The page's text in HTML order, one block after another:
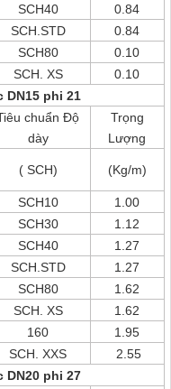
SCH40
0.84
SCH.STD
0.84
SCH80
0.10
SCH. XS
0.10
DN15 phi 21
chuẩn Độ
dày
Trọng
Lượng
( SCH) (Kg/m)
SCH10
1.00
SCH30
1.12
SCH40
1.27
SCH.STD
1.27
SCH80
1.62
SCH. XS
1.62
160
1.95
SCH. XXS
2.55
DN20 phi 27